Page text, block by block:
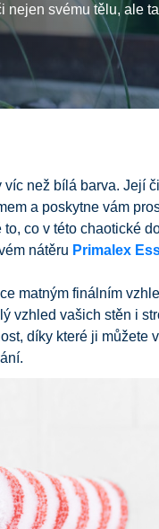
nejen svému tělu, ale
než bílá barva. Její
a poskytne vám
co v této chaotické
nátěru Primalex
matným finálním
vzhled vašich stěn i
díky které ji můžete